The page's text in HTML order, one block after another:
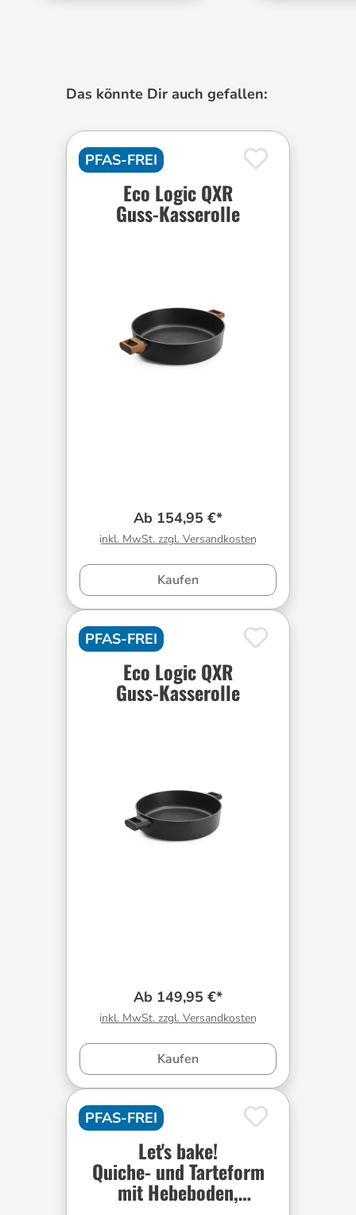
Produktgalerie überspringen
Das könnte Dir auch gefallen:
PFAS-FREI
Eco Logic QXR
Guss-Kasserolle
Ab 154,95 €*
inkl. MwSt. zzgl. Versandkosten
Kaufen
PFAS-FREI
Eco Logic QXR
Guss-Kasserolle
Ab 149,95 €*
inkl. MwSt. zzgl. Versandkosten
Kaufen
PFAS-FREI
Let's bake!
Quiche- und Tarteform
mit Hebeboden,